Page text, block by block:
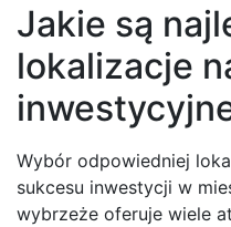
Jakie są
lokalizacje
Wybór odpowiedniej
sukcesu inwestycji w
wybrzeże oferuje wiele